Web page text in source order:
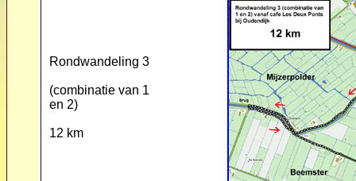
Rondwandeling 3
(combinatie van 1
en 2)
12 km